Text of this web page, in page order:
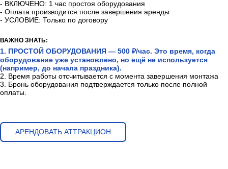
- Для тех, кто бронирует менее чем за 24 часа до мероприятия
- УСЛОВИЕ: Предоплата до отгрузки оборудования со склада
- ВКЛЮЧЕНО: 1 час простоя оборудования
- Оплата производится после завершения аренды
- УСЛОВИЕ: Только по договору
ВАЖНО ЗНАТЬ:
2. Время работы отсчитывается с момента завершения монтажа
3. Бронь оборудования подтверждается только после полной
оплаты.